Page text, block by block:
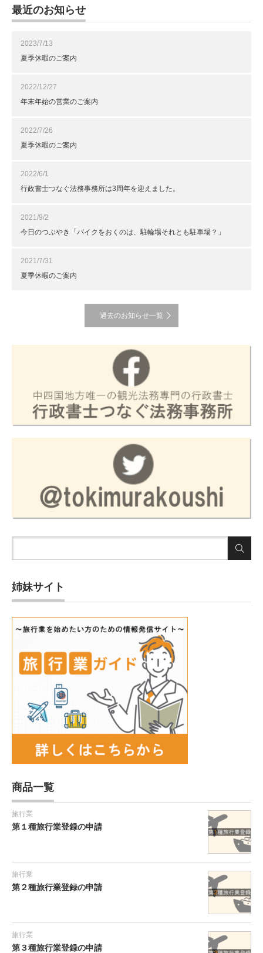
最近のお知らせ
2023/7/13
夏季休暇のご案内
2022/12/27
年末年始の営業のご案内
2022/7/26
夏季休暇のご案内
2022/6/1
行政書士つなぐ法務事務所は3周年を迎えました。
2021/9/2
今日のつぶやき「バイクをおくのは、駐輪場それとも駐車場？」
2021/7/31
夏季休暇のご案内
過去のお知らせ一覧
姉妹サイト
商品一覧
旅行業
第１種旅行業登録の申請
旅行業
第２種旅行業登録の申請
旅行業
第３種旅行業登録の申請